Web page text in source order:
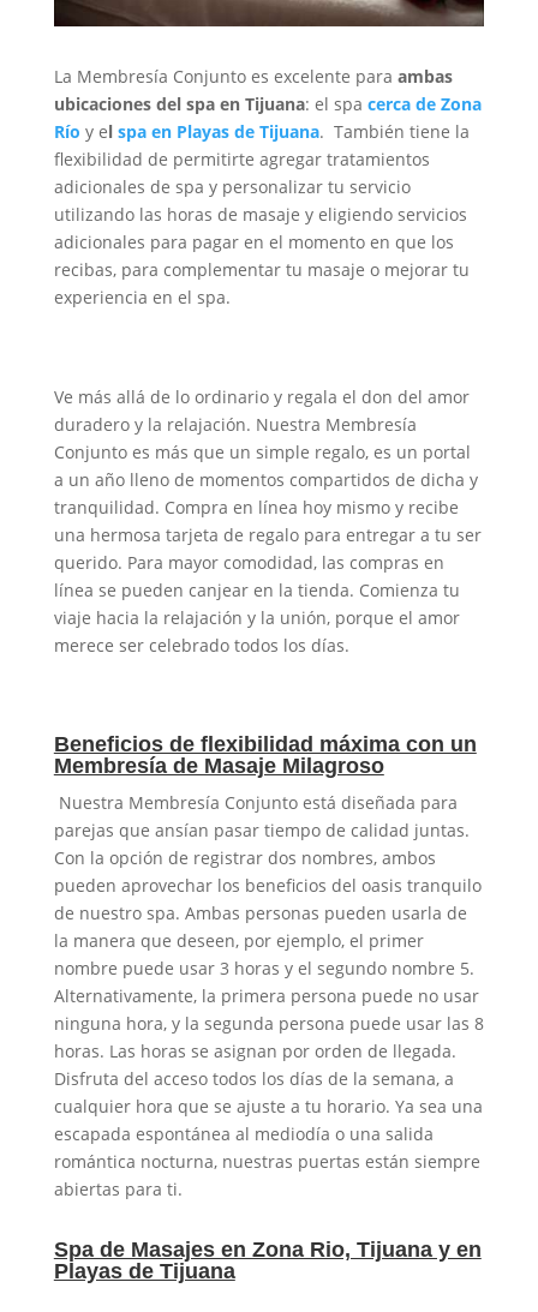
La Membresía Conjunto es excelente para ambas
ubicaciones del spa en Tijuana: el spa cerca de Zona
Río y el spa en Playas de Tijuana. También tiene la
flexibilidad de permitirte agregar tratamientos
adicionales de spa y personalizar tu servicio
utilizando las horas de masaje y eligiendo servicios
adicionales para pagar en el momento en que los
recibas, para complementar tu masaje o mejorar tu
experiencia en el spa.
Ve más allá de lo ordinario y regala el don del amor
duradero y la relajación. Nuestra Membresía
Conjunto es más que un simple regalo, es un portal
a un año lleno de momentos compartidos de dicha y
tranquilidad. Compra en línea hoy mismo y recibe
una hermosa tarjeta de regalo para entregar a tu ser
querido. Para mayor comodidad, las compras en
línea se pueden canjear en la tienda. Comienza tu
viaje hacia la relajación y la unión, porque el amor
merece ser celebrado todos los días.
Beneficios de flexibilidad máxima con un
Membresía de Masaje Milagroso
Nuestra Membresía Conjunto está diseñada para
parejas que ansían pasar tiempo de calidad juntas.
Con la opción de registrar dos nombres, ambos
pueden aprovechar los beneficios del oasis tranquilo
de nuestro spa. Ambas personas pueden usarla de
la manera que deseen, por ejemplo, el primer
nombre puede usar 3 horas y el segundo nombre 5.
Alternativamente, la primera persona puede no usar
ninguna hora, y la segunda persona puede usar las 8
horas. Las horas se asignan por orden de llegada.
Disfruta del acceso todos los días de la semana, a
cualquier hora que se ajuste a tu horario. Ya sea una
escapada espontánea al mediodía o una salida
romántica nocturna, nuestras puertas están siempre
abiertas para ti.
Spa de Masajes en Zona Rio, Tijuana y en
Playas de Tijuana